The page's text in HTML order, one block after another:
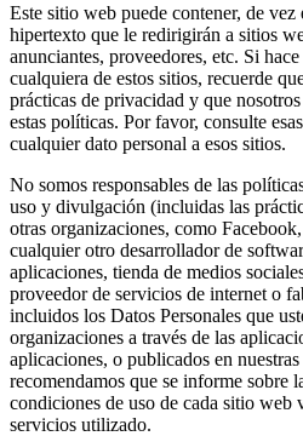
Este sitio web puede contener, de vez
hipertexto que le redirigirán a sitios
anunciantes, proveedores, etc. Si
cualquiera de estos sitios, recuerde
prácticas de privacidad y que
estas políticas. Por favor, consulte
cualquier dato personal a esos sitios.
No somos responsables de las
uso y divulgación (incluidas las
otras organizaciones, como
cualquier otro desarrollador de
aplicaciones, tienda de medios
proveedor de servicios de internet o
incluidos los Datos Personales que
organizaciones a través de las
aplicaciones, o publicados en
recomendamos que se informe sobre
condiciones de uso de cada sitio web
servicios utilizado.